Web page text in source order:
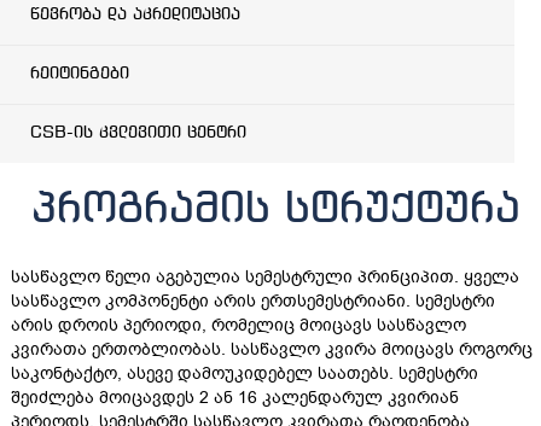
წევრობა და აკრედიტაცია
რეიტინგები
CSB-ის კვლევითი ცენტრი
პროგრამის სტრუქტურა
სასწავლო წელი აგებულია სემესტრული პრინციპით. ყველა
სასწავლო კომპონენტი არის ერთსემესტრიანი. სემესტრი
არის დროის პერიოდი, რომელიც მოიცავს სასწავლო
კვირათა ერთობლიობას. სასწავლო კვირა მოიცავს როგორც
საკონტაქტო, ასევე დამოუკიდებელ საათებს. სემესტრი
შეიძლება მოიცავდეს 2 ან 16 კალენდარულ კვირიან